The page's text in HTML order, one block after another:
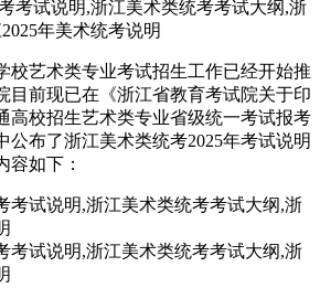
校艺术类专业考试招生工作已经开始推
目前现已在《浙江省教育考试院关于印
高校招生艺术类专业省级统一考试报考
公布了浙江美术类统考2025年考试说明
容如下：